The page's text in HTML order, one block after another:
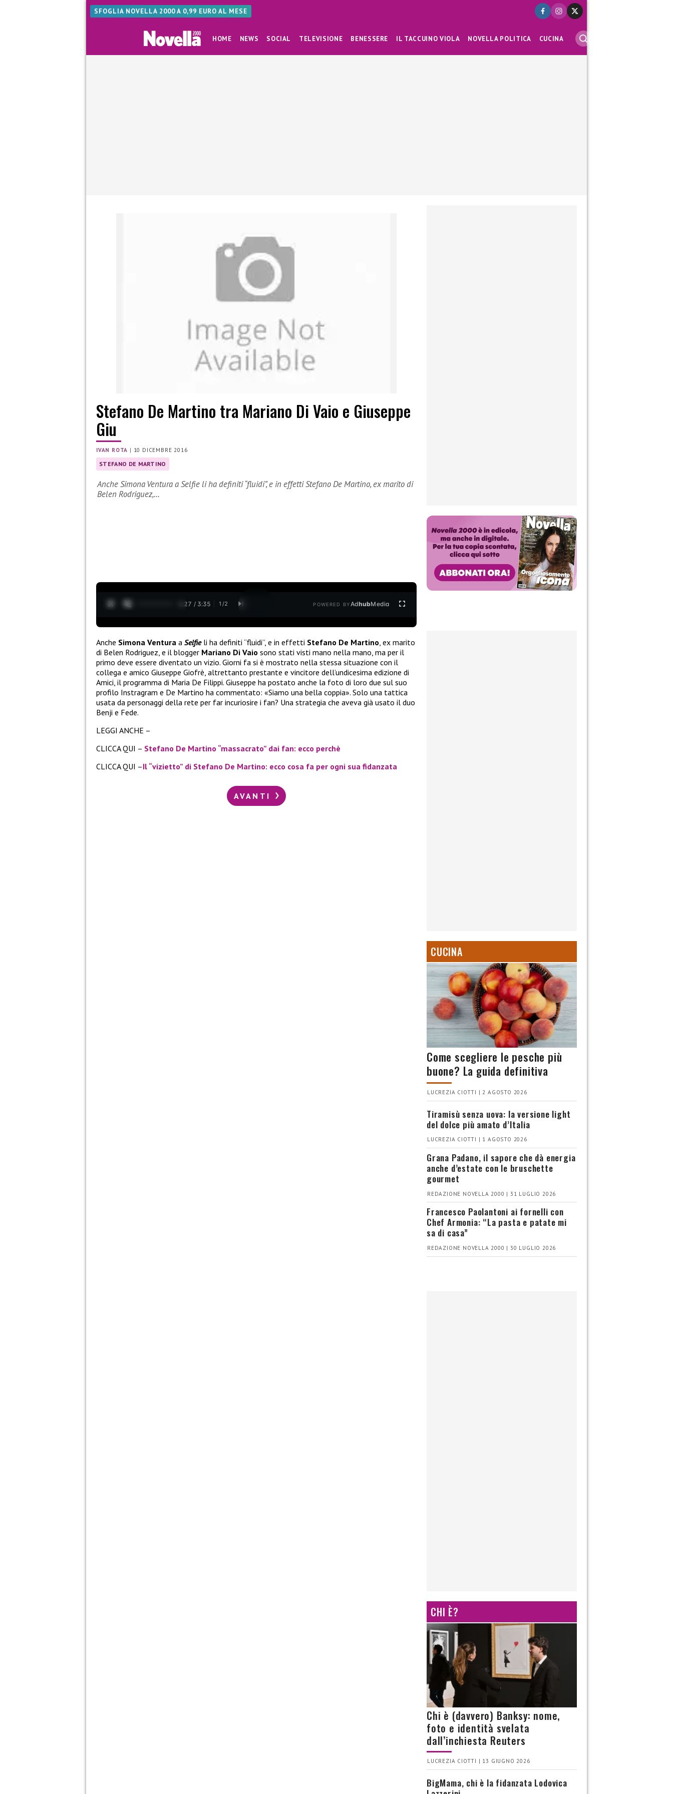
SFOGLIA NOVELLA 2000 A 0,99 EURO AL MESE
HOME NEWS SOCIAL TELEVISIONE BENESSERE IL TACCUINO VIOLA NOVELLA POLITICA CUCINA
Stefano De Martino tra Mariano Di Vaio e Giuseppe
Giu
IVAN ROTA | 10 DICEMBRE 2016
STEFANO DE MARTINO
Anche Simona Ventura a Selfie li ha definiti “fluidi”, e in effetti Stefano De Martino, ex marito di
Belen Rodriguez,…
0:28 / 3:35 1 /2 POWERED BYAdhubMedia
Anche Simona Ventura a Selfieli ha definiti “fluidi”, e in effetti Stefano De Martino, ex marito
di Belen Rodriguez, e il blogger Mariano Di Vaio sono stati visti mano nella mano, ma per il
primo deve essere diventato un vizio. Giorni fa si è mostrato nella stessa situazione con il
collega e amico Giuseppe Giofrè, altrettanto prestante e vincitore dell’undicesima edizione di
Amici, il programma di Maria De Filippi. Giuseppe ha postato anche la foto di loro due sul suo
profilo Instragram e De Martino ha commentato: «Siamo una bella coppia». Solo una tattica
usata da personaggi della rete per far incuriosire i fan? Una strategia che aveva già usato il duo
Benji e Fede.
LEGGI ANCHE –
CLICCA QUI – Stefano De Martino “massacrato” dai fan: ecco perchè
CLICCA QUI –Il “vizietto” di Stefano De Martino: ecco cosa fa per ogni sua fidanzata
AVANTI
CUCINA
Come scegliere le pesche più
buone? La guida definitiva
LUCREZIA CIOTTI | 2 AGOSTO 2026
Tiramisù senza uova: la versione light
del dolce più amato d’Italia
LUCREZIA CIOTTI | 1 AGOSTO 2026
Grana Padano, il sapore che dà energia
anche d’estate con le bruschette
gourmet
REDAZIONE NOVELLA 2000 | 31 LUGLIO 2026
Francesco Paolantoni ai fornelli con
Chef Armonia: “La pasta e patate mi
sa di casa”
REDAZIONE NOVELLA 2000 | 30 LUGLIO 2026
CHI È?
Chi è (davvero) Banksy: nome,
foto e identità svelata
dall’inchiesta Reuters
LUCREZIA CIOTTI | 13 GIUGNO 2026
BigMama, chi è la fidanzata Lodovica